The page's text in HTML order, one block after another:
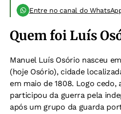
Entre no canal do
Quem foi Luís
Manuel Luís Osório nasceu
(hoje Osório), cidade
em maio de 1808. Logo cedo,
participou da guerra pela
após um grupo da guarda